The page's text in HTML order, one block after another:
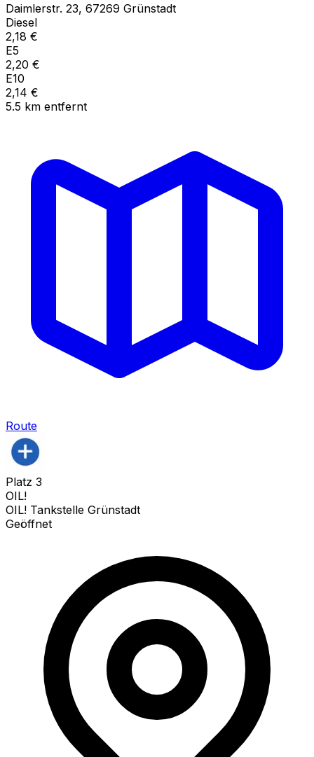
Daimlerstr. 23, 67269 Grünstadt
Diesel
2,18 €
E5
2,20 €
E10
2,14 €
5.5 km entfernt
Route
Platz 3
OIL!
OIL! Tankstelle Grünstadt
Geöffnet